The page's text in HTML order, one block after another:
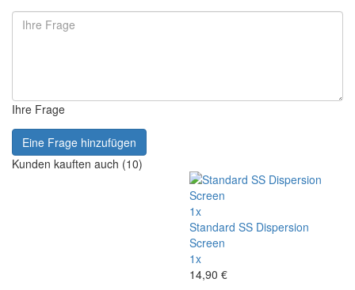
Ihre Frage
Eine Frage hinzufügen
Kunden kauften auch (10)
1x
Standard SS Dispersion
Screen
1x
14,90 €